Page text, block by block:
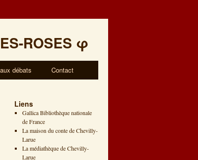
ROSES φ
débats Contact
Liens
Gallica Bibliothèque nationale
de France
La maison du conte de Chevilly-
Larue
La médiathèque de Chevilly-
Larue